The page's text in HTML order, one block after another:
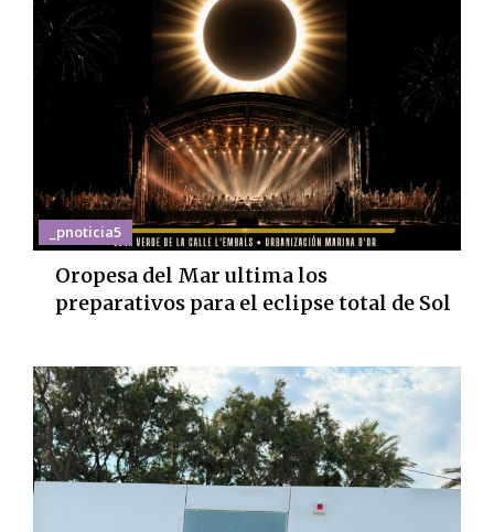
_pnoticia5
Oropesa del Mar ultima los
preparativos para el eclipse total de Sol